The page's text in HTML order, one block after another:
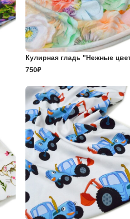
Кулирная гладь "Нежные
750₽